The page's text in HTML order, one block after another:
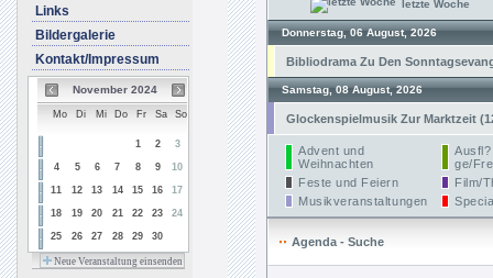
Links
Bildergalerie
Kontakt/Impressum
November 2024
Mo Di Mi Do Fr Sa So
1 2 3
4 5 6 7 8 9 10
11 12 13 14 15 16 17
18 19 20 21 22 23 24
25 26 27 28 29 30
Neue Veranstaltung einsenden
letzte Woche
Donnerstag, 06 August, 2026
Bibliodrama Zu Den
Samstag, 08 August, 2026
Glockenspielmusik Zur Marktzeit
Advent und
Weihnachten
Ausfl?
ge/
Feste und Feiern
Film/
Musikveranstaltungen
Agenda - Suche